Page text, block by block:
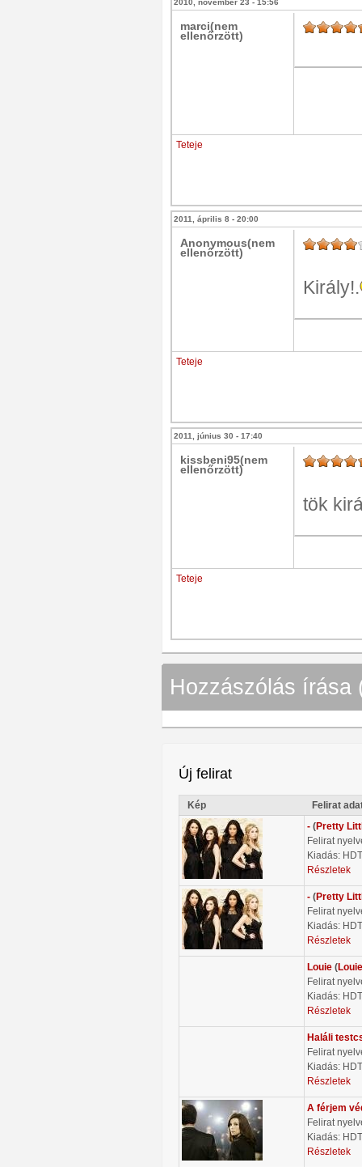
marci(nem
ellenőrzött)
Teteje
2011, április 8 - 20:00
Anonymous(nem
ellenőrzött)
Király!.
Teteje
2011, június 30 - 17:40
kissbeni95(nem
ellenőrzött)
tök
Teteje
Hozzászólás írása
Új felirat
Kép
Felirat
- (Pretty
Felirat
Kiadás:
Részletek
- (Pretty
Felirat
Kiadás:
Részletek
Louie (Louie
Felirat
Kiadás:
Részletek
Haláli
Felirat
Kiadás:
Részletek
A férjem
Felirat
Kiadás:
Részletek